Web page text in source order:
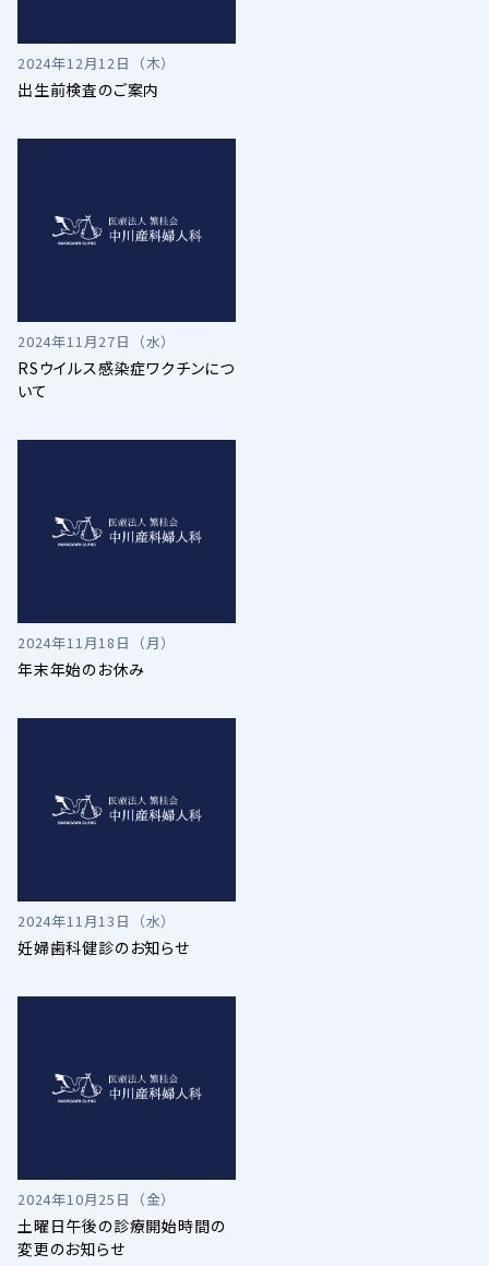
2024年12月12日（木）
出生前検査のご案内
2024年11月27日（水）
RSウイルス感染症ワクチンにつ
いて
2024年11月18日（月）
年末年始のお休み
2024年11月13日（水）
妊婦歯科健診のお知らせ
2024年10月25日（金）
土曜日午後の診療開始時間の
変更のお知らせ